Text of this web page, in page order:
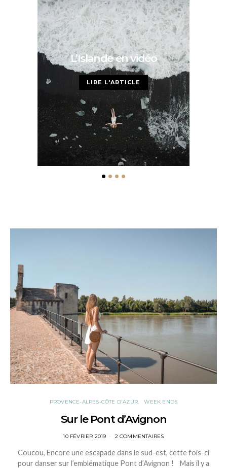
L’Islande en vidéo
LIRE L'ARTICLE
PROVENCE-ALPES-CÔTE D'AZUR WEEK ENDS
Sur le Pont d’Avignon
POSTED
10 FÉVRIER 2019 2 COMMENTAIRES
Coucou, Encore une escapade dans le sud-est, cette fois-ci
pour danser sur l’emblématique Pont d’Avignon ! Mais il y a